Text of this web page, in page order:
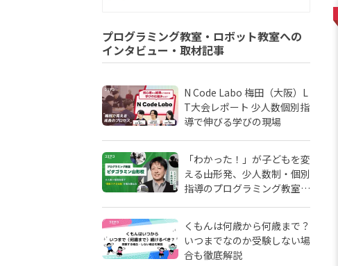
プログラミング教室・ロボット教室への
インタビュー・取材記事
N Code Labo 梅田（大阪）L
T大会レポート 少人数個別指
導で伸びる学びの現場
「わかった！」が子どもを変
える――山形発、少人数制・個別
指導のプログラミング教室
くもんは何歳から何歳まで？
いつまでなのか受験しない場
合も徹底解説